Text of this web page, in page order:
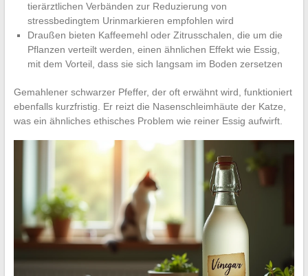
tierärztlichen Verbänden zur Reduzierung von
stressbedingtem Urinmarkieren empfohlen wird
Draußen bieten Kaffeemehl oder Zitrusschalen, die um die
Pflanzen verteilt werden, einen ähnlichen Effekt wie Essig,
mit dem Vorteil, dass sie sich langsam im Boden zersetzen
Gemahlener schwarzer Pfeffer, der oft erwähnt wird, funktioniert
ebenfalls kurzfristig. Er reizt die Nasenschleimhäute der Katze,
was ein ähnliches ethisches Problem wie reiner Essig aufwirft.